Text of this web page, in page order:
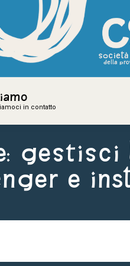
in contatto
gestisci
e
in contatto